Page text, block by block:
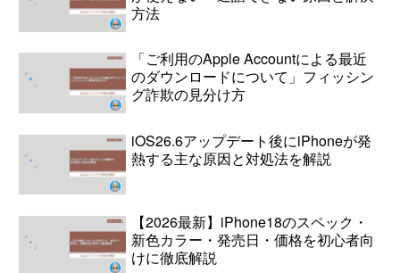
方法
「ご利用のApple Accountによる最近
のダウンロードについて」フィッシン
グ詐欺の見分け方
iOS26.6アップデート後にiPhoneが発
熱する主な原因と対処法を解説
【2026最新】iPhone18のスペック・
新色カラー・発売日・価格を初心者向
けに徹底解説